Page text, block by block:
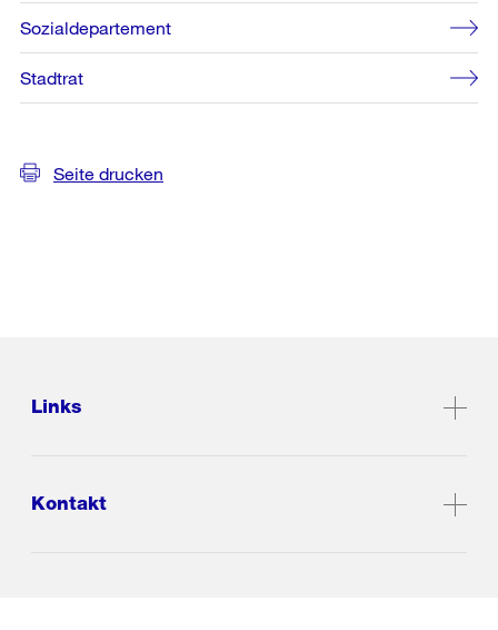
Sozialdepartement
Stadtrat
Seite drucken
Links
Kontakt